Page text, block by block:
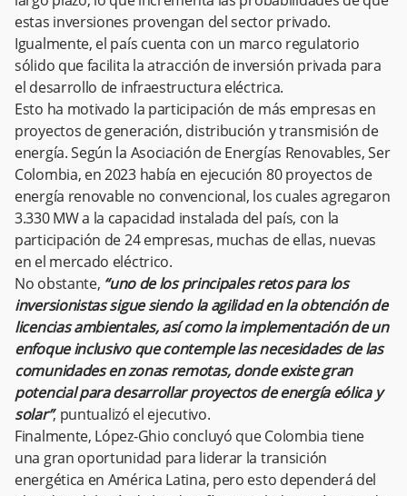
estas inversiones provengan del sector privado.
Igualmente, el país cuenta con un marco regulatorio
sólido que facilita la atracción de inversión privada para
el desarrollo de infraestructura eléctrica.
Esto ha motivado la participación de más empresas en
proyectos de generación, distribución y transmisión de
energía. Según la Asociación de Energías Renovables, Ser
Colombia, en 2023 había en ejecución 80 proyectos de
energía renovable no convencional, los cuales agregaron
3.330 MW a la capacidad instalada del país, con la
participación de 24 empresas, muchas de ellas, nuevas
en el mercado eléctrico.
No obstante, “uno de los principales retos para los
inversionistas sigue siendo la agilidad en la obtención de
licencias ambientales, así como la implementación de un
enfoque inclusivo que contemple las necesidades de las
comunidades en zonas remotas, donde existe gran
potencial para desarrollar proyectos de energía eólica y
solar”, puntualizó el ejecutivo.
Finalmente, López-Ghio concluyó que Colombia tiene
una gran oportunidad para liderar la transición
energética en América Latina, pero esto dependerá del